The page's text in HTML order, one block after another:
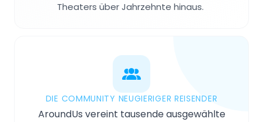
Theaters über Jahrzehnte hinaus.
DIE COMMUNITY NEUGIERIGER REISENDER
AroundUs vereint tausende ausgewählte